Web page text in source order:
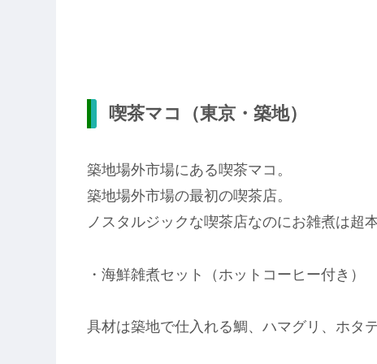
喫茶マコ（東京・築地）
築地場外市場にある喫茶マコ。
築地場外市場の最初の喫茶店。
ノスタルジックな喫茶店なのにお雑煮は超本
・海鮮雑煮セット（ホットコーヒー付き）
具材は築地で仕入れる鯛、ハマグリ、ホタテ